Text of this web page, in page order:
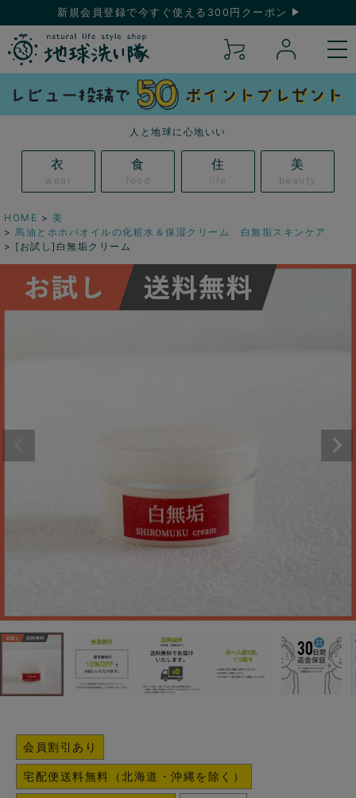
新規会員登録で今すぐ使える300円クーポン
人と地球に心地いい
衣
wear
食
food
住
life
美
beauty
HOME
美
馬油とホホバオイルの化粧水＆保湿クリーム 白無垢スキンケア
[お試し]白無垢クリーム
会員割引あり
宅配便送料無料（北海道・沖縄を除く）